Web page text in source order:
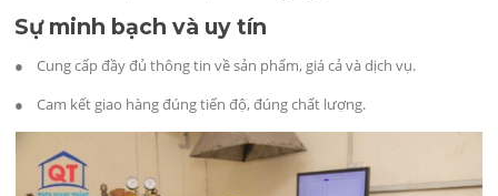
Sự minh bạch và uy tín
● Cung cấp đầy đủ thông tin về sản phẩm, giá cả và dịch vụ.
● Cam kết giao hàng đúng tiến độ, đúng chất lượng.